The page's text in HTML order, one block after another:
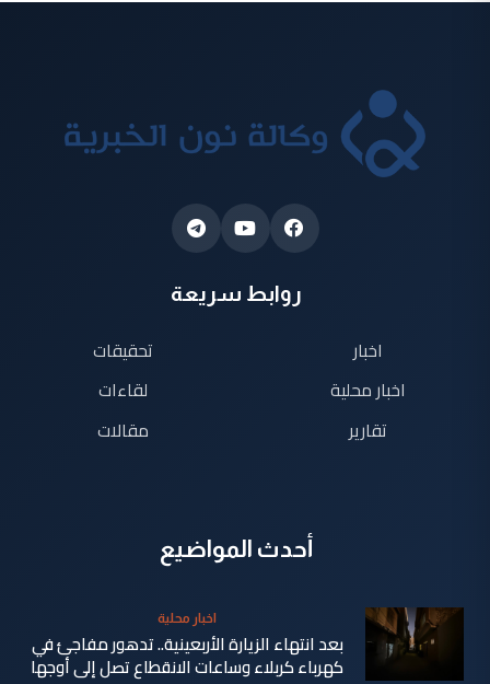
روابط سريعة
اخبار
اخبار محلية
تقارير
تحقيقات
لقاءات
مقالات
أحدث المواضيع
اخبار محلية
بعد انتهاء الزيارة الأربعينية.. تدهور مفاجئ في
كهرباء كربلاء وساعات الانقطاع تصل إلى أوجها